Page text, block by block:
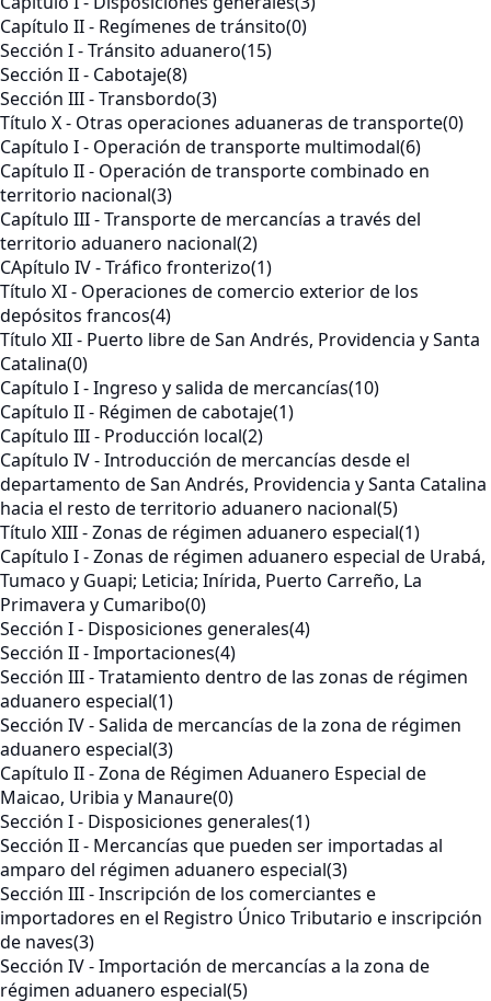
Capítulo II - Regímenes de tránsito(0)
Sección I - Tránsito aduanero(15)
Sección II - Cabotaje(8)
Sección III - Transbordo(3)
Título X - Otras operaciones aduaneras de transporte(0)
Capítulo I - Operación de transporte multimodal(6)
Capítulo II - Operación de transporte combinado en
territorio nacional(3)
Capítulo III - Transporte de mercancías a través del
territorio aduanero nacional(2)
CApítulo IV - Tráfico fronterizo(1)
Título XI - Operaciones de comercio exterior de los
depósitos francos(4)
Título XII - Puerto libre de San Andrés, Providencia y Santa
Catalina(0)
Capítulo I - Ingreso y salida de mercancías(10)
Capítulo II - Régimen de cabotaje(1)
Capítulo III - Producción local(2)
Capítulo IV - Introducción de mercancías desde el
departamento de San Andrés, Providencia y Santa Catalina
hacia el resto de territorio aduanero nacional(5)
Título XIII - Zonas de régimen aduanero especial(1)
Capítulo I - Zonas de régimen aduanero especial de Urabá,
Tumaco y Guapi; Leticia; Inírida, Puerto Carreño, La
Primavera y Cumaribo(0)
Sección I - Disposiciones generales(4)
Sección II - Importaciones(4)
Sección III - Tratamiento dentro de las zonas de régimen
aduanero especial(1)
Sección IV - Salida de mercancías de la zona de régimen
aduanero especial(3)
Capítulo II - Zona de Régimen Aduanero Especial de
Maicao, Uribia y Manaure(0)
Sección I - Disposiciones generales(1)
Sección II - Mercancías que pueden ser importadas al
amparo del régimen aduanero especial(3)
Sección III - Inscripción de los comerciantes e
importadores en el Registro Único Tributario e inscripción
de naves(3)
Sección IV - Importación de mercancías a la zona de
régimen aduanero especial(5)